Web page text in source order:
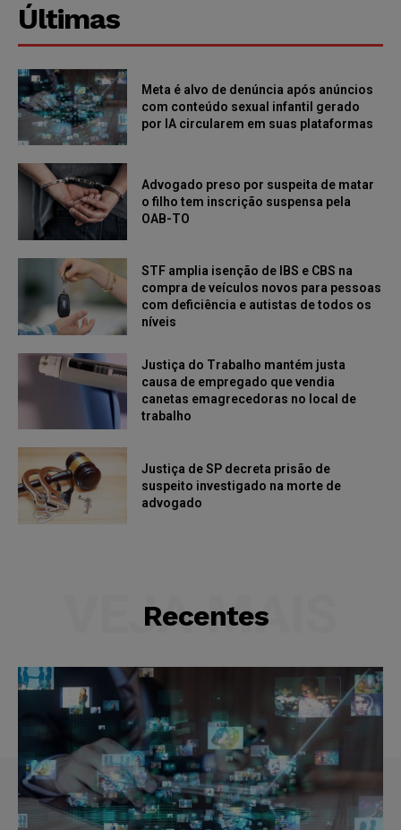
Últimas
Meta é alvo de denúncia após anúncios
com conteúdo sexual infantil gerado
por IA circularem em suas plataformas
Advogado preso por suspeita de matar
o filho tem inscrição suspensa pela
OAB-TO
STF amplia isenção de IBS e CBS na
compra de veículos novos para pessoas
com deficiência e autistas de todos os
níveis
Justiça do Trabalho mantém justa
causa de empregado que vendia
canetas emagrecedoras no local de
trabalho
Justiça de SP decreta prisão de
suspeito investigado na morte de
advogado
Recentes
VEJA MAIS